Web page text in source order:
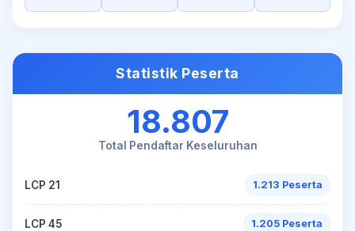
Statistik Peserta
18.807
Total Pendaftar Keseluruhan
LCP 21 1.213 Peserta
LCP 45 1.205 Peserta